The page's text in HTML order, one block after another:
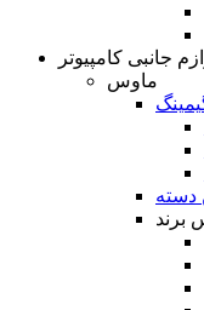
جانبی کامپیوتر
ماوس
دسته
برند